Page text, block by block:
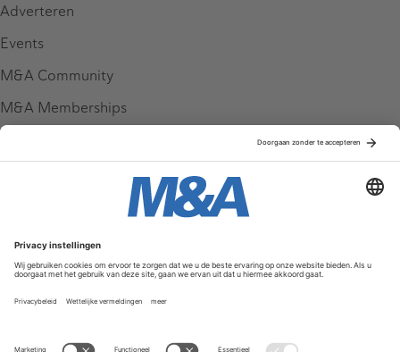
Adverteren
Events
M&A Community
M&A Memberships
Service & Contact
Contact
FAQ
Werken bij ons